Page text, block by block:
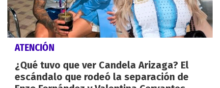
ATENCIÓN
¿Qué tuvo que ver Candela Arizaga? El
escándalo que rodeó la separación de